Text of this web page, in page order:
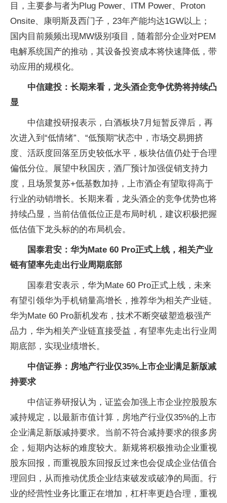
目，主要参与者为Plug Power、ITM Power、Proton
Onsite、康明斯及西门子，23年产能均达1GW以上；
国内目前频频出现MW级别项目，随着部分企业对PEM
电解系统国产的推动，其设备投资成本将快速降低，带
动应用的规模化。
中信建投：长期来看，龙头酒企竞争优势将持续凸
显
中信建投研报表示，白酒板块7月短暂反弹后，再
次进入到“低情绪”、“低预期”状态中，市场交易拥挤
度、活跃度回落至历史较低水平，板块估值仍处于合理
偏低分位。展望中秋国庆，酒厂预计加强促销支持力
度，且场景复苏+低基数加持，上市酒企有望取得高于
行业的动销增长。长期来看，龙头酒企的竞争优势也将
持续凸显，当前估值低位正是布局时机，建议积极把握
低估值下龙头标的的布局机会。
国泰君安：华为Mate 60 Pro正式上线，相关产业
链有望率先走出行业周期底部
国泰君安表示，华为Mate 60 Pro正式上线，未来
有望引领华为手机销量高增长，推荐华为相关产业链。
华为Mate 60 Pro新机发布，技术不断突破塑造极强产
品力，华为相关产业链直接受益，有望率先走出行业周
期底部，实现业绩增长。
中信证券：房地产行业仅35%上市企业满足新版减
持要求
中信证券研报认为，证监会加强上市企业控股股东
减持规定，以最新市值计算，房地产行业仅35%的上市
企业满足新版减持要求。当前不符合减持要求的很多房
企，短期内达标的难度较大。新规将积极推动企业重视
股东回报，而重视股东回报反过来也会促成企业估值合
理回归，从而推动优质企业结束破发或破净的局面。行
业的经营性业务比重正在增加，杠杆率更趋合理，重视